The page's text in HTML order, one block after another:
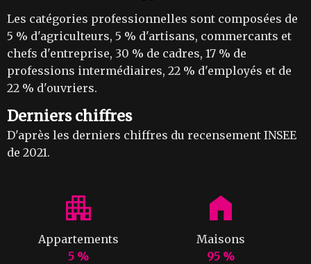
Les catégories professionnelles sont composées de
5 % d'agriculteurs, 5 % d'artisans, commercants et
chefs d'entreprise, 30 % de cadres, 17 % de
professions intermédiaires, 22 % d'employés et de
22 % d'ouvriers.
Derniers chiffres
D'après les derniers chiffres du recensement INSEE
de 2021.
Appartements
5 %
Maisons
95 %